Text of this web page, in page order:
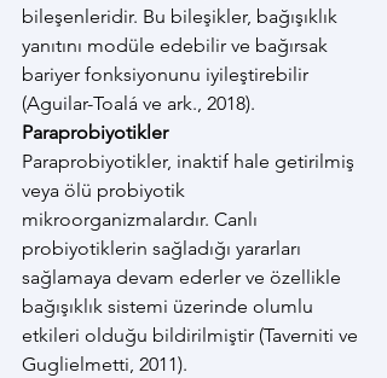
bileşenleridir. Bu bileşikler, bağışıklık
yanıtını modüle edebilir ve bağırsak
bariyer fonksiyonunu iyileştirebilir
(Aguilar-Toalá ve ark., 2018).
Paraprobiyotikler
Paraprobiyotikler, inaktif hale getirilmiş
veya ölü probiyotik
mikroorganizmalardır. Canlı
probiyotiklerin sağladığı yararları
sağlamaya devam ederler ve özellikle
bağışıklık sistemi üzerinde olumlu
etkileri olduğu bildirilmiştir (Taverniti ve
Guglielmetti, 2011).